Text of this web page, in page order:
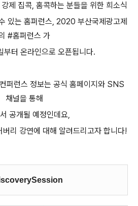
제 집콕, 홈콕하는 분들을 위한 희소식
있는 홈퍼런스, 2020 부산국제광고제
#홈퍼런스 가
부터 온라인으로 오픈됩니다.
퍼런스 정보는 공식 홈페이지와 SNS
채널을 통해
공개될 예정인데요,
버리 강연에 대해 알려드리고자 합니다!